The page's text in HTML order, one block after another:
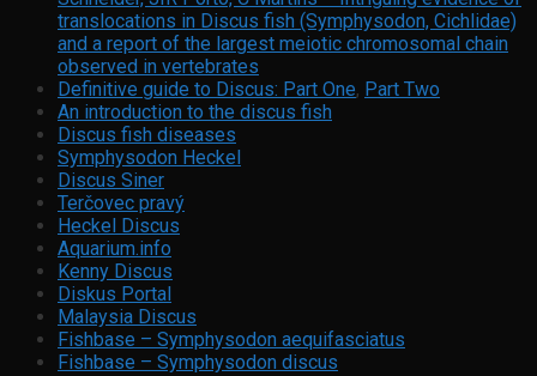
translocations in Discus fish (Symphysodon, Cichlidae)
and a report of the largest meiotic chromosomal chain
observed in vertebrates
Definitive guide to Discus: Part One, Part Two
An introduction to the discus fish
Discus fish diseases
Symphysodon Heckel
Discus Siner
Terčovec pravý
Heckel Discus
Aquarium.info
Kenny Discus
Diskus Portal
Malaysia Discus
Fishbase – Symphysodon aequifasciatus
Fishbase – Symphysodon discus